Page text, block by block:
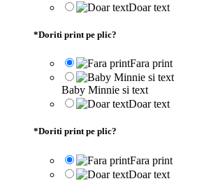
Doar text
*Doriti print pe plic?
Fara print
Baby Minnie si text
Doar text
*Doriti print pe plic?
Fara print
Doar text